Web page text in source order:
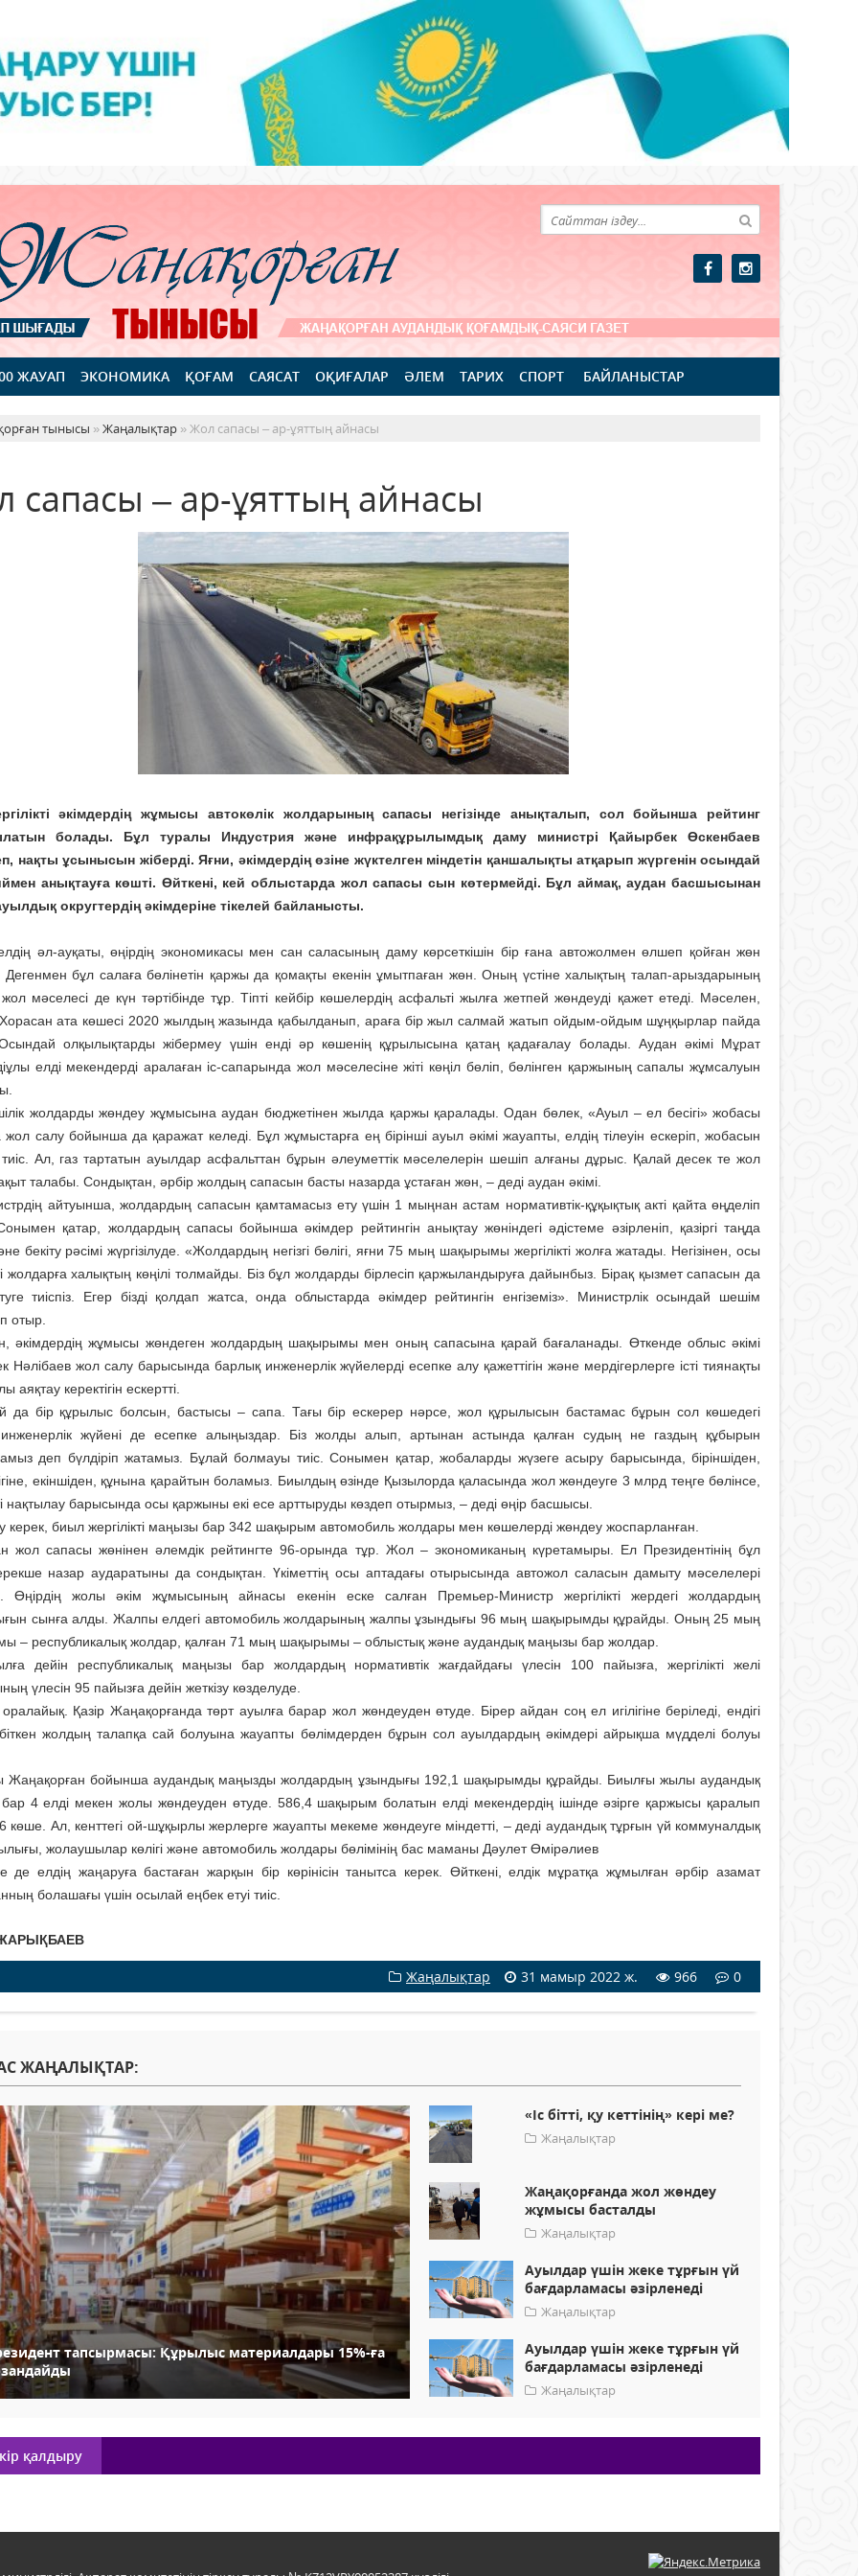
ЖАУАП ЭКОНОМИКА ҚОҒАМ САЯСАТ ОҚИҒАЛАР ӘЛЕМ ТАРИХ СПОРТ БАЙЛАНЫСТАР
тынысы »Жаңалықтар » Жол сапасы – ар-ұяттың айнасы
сапасы – ар-ұяттың айнасы
әкімдердің жұмысы автокөлік жолдарының сапасы негізінде анықталып, сол бойынша рейтинг
болады. Бұл туралы Индустрия және инфрақұрылымдық даму министрі Қайырбек Өскенбаев
нақты ұсынысын жіберді. Яғни, әкімдердің өзіне жүктелген міндетін қаншалықты атқарып жүргенін осындай
анықтауға көшті. Өйткені, кей облыстарда жол сапасы сын көтермейді. Бұл аймақ, аудан басшысынан
округтердің әкімдеріне тікелей байланысты.
әл-ауқаты, өңірдің экономикасы мен сан саласының даму көрсеткішін бір ғана автожолмен өлшеп қойған жөн
Дегенмен бұл салаға бөлінетін қаржы да қомақты екенін ұмытпаған жөн. Оның үстіне халықтың талап-арыздарының
мәселесі де күн тәртібінде тұр. Тіпті кейбір көшелердің асфальті жылға жетпей жөндеуді қажет етеді. Мәселен,
Хорасан ата көшесі 2020 жылдың жазында қабылданып, араға бір жыл салмай жатып ойдым-ойдым шұңқырлар пайда
олқылықтарды жібермеу үшін енді әр көшенің құрылысына қатаң қадағалау болады. Аудан әкімі Мұрат
елді мекендерді аралаған іс-сапарында жол мәселесіне жіті көңіл бөліп, бөлінген қаржының сапалы жұмсалуын
жолдарды жөндеу жұмысына аудан бюджетінен жылда қаржы қаралады. Одан бөлек, «Ауыл – ел бесігі» жобасы
салу бойынша да қаражат келеді. Бұл жұмыстарға ең бірінші ауыл әкімі жауапты, елдің тілеуін ескеріп, жобасын
тиіс. Ал, газ тартатын ауылдар асфальттан бұрын әлеуметтік мәселелерін шешіп алғаны дұрыс. Қалай десек те жол
талабы. Сондықтан, әрбір жолдың сапасын басты назарда ұстаған жөн, – деді аудан әкімі.
айтуынша, жолдардың сапасын қамтамасыз ету үшін 1 мыңнан астам нормативтік-құқықтық акті қайта өңделіп
қатар, жолдардың сапасы бойынша әкімдер рейтингін анықтау жөніндегі әдістеме әзірленіп, қазіргі таңда
бекіту рәсімі жүргізілуде. «Жолдардың негізгі бөлігі, яғни 75 мың шақырымы жергілікті жолға жатады. Негізінен, осы
жолдарға халықтың көңілі толмайды. Біз бұл жолдарды бірлесіп қаржыландыруға дайынбыз. Бірақ қызмет сапасын да
тиіспіз. Егер бізді қолдап жатса, онда облыстарда әкімдер рейтингін енгізе­міз». Министрлік осындай шешім
отыр.
әкімдердің жұмысы жөн­деген жолдардың шақырымы мен оның сапасына қарай бағаланады. Өткенде облыс әкімі
Нәлібаев жол салу барысында барлық инженерлік жүйелерді есепке алу қажеттігін және мердігерлерге істі тиянақты
аяқтау керектігін ескертті.
да бір құрылыс болсын, бастысы – сапа. Тағы бір ескерер нәрсе, жол құрылысын бастамас бұрын сол көшедегі
жүйені де есепке алыңыздар. Біз жолды алып, артынан астында қалған судың не газдың құбырын
деп бүлдіріп жатамыз. Бұлай болмауы тиіс. Сонымен қатар, жобаларды жүзеге асыру барысында, біріншіден,
екіншіден, құнына қарайтын боламыз. Биылдың өзінде Қызылорда қаласында жол жөндеуге 3 млрд теңге бөлінсе,
нақтылау барысында осы қаржыны екі есе арттыруды көздеп отырмыз, – деді өңір басшысы.
керек, биыл жергілікті маңызы бар 342 шақырым автомобиль жолдары мен көшелерді жөндеу жос­парланған.
жол сапасы жөнінен әлемдік рейтингте 96-орында тұр. Жол – экономиканың күретамыры. Ел Прези­ден­тінің бұл
назар аударатыны да сондықтан. Үкіметтің осы аптадағы отырысында автожол саласын дамыту мәселелері
Өңірдің жолы әкім жұмысының айнасы екенін еске салған Премьер-Министр жергілік­ті жердегі жолдардың
сынға алды. Жалпы елдегі автомобиль жолдарының жалпы ұзындығы 96 мың шақырымды құрайды. Оның 25 мың
– республикалық жолдар, қалған 71 мың шақырымы – облыстық және аудандық маңызы бар жолдар.
дейін республикалық маңызы бар жолдардың нормативтік жағдайдағы үлесін 100 пайызға, жер­гілікті желі
үлесін 95 пайызға дейін жеткізу көзделуде.
Қазір Жаңа­қорғанда төрт ауылға барар жол жөндеуден өтуде. Бірер айдан соң ел игілігіне беріледі, ендігі
жолдың талапқа сай болуына жауапты бөлімдерден бұрын сол ауылдардың әкімдері айрықша мүдделі болуы
бойынша ау­дандық маңызды жолдардың ұзын­ды­ғы 192,1 шақырымды құрайды. Биылғы жылы аудандық
4 елді мекен жолы жөндеуден өтуде. 586,4 шақырым болатын елді мекендердің ішінде әзірге қаржысы қаралып
көше. Ал, кенттегі ой-шұқырлы жерлерге жауапты мекеме жөндеуге міндетті, – деді аудандық тұрғын үй коммуналдық
жолаушылар көлігі жә­не автомобиль жолдары бөлімінің бас маманы Дәулет Өмірәлиев
де елдің жаңаруға бастаған жарқын бір көрінісін танытса керек. Өйткені, елдік мұратқа жұмылған әрбір азамат
болашағы үшін осылай еңбек етуі тиіс.
ЖАРЫҚБАЕВ
Жаңалықтар 31 мамыр 2022 ж. 966 0
ЖАҢАЛЫҚТАР:
тапсырмасы: Құрылыс материалдары 15%-ға
«Іс бітті, қу кеттінің» кері ме?
Жаңалықтар
Жаңақорғанда жол жөндеу
жұмысы басталды
Жаңалықтар
Ауылдар үшін жеке тұрғын үй
бағдарламасы әзірленеді
Жаңалықтар
Ауылдар үшін жеке тұрғын үй
бағдарламасы әзірленеді
Жаңалықтар
қалдыру